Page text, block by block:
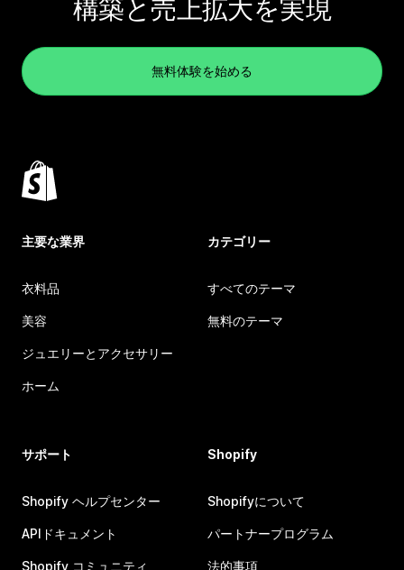
構築と売上拡大を実現
無料体験を始める
主要な業界
衣料品
美容
ジュエリーとアクセサリー
ホーム
カテゴリー
すべてのテーマ
無料のテーマ
サポート
Shopify ヘルプセンター
APIドキュメント
Shopify コミュニティ
Shopify
Shopifyについて
パートナープログラム
法的事項